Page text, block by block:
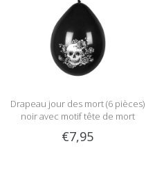
Drapeau jour des mort (6 pièces)
noir avec motif tête de mort
€7,95